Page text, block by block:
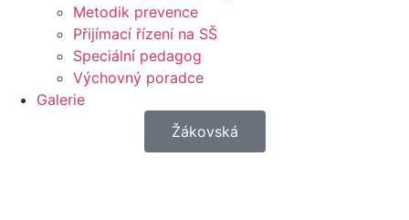
Metodik prevence
Přijímací řízení na SŠ
Speciální pedagog
Výchovný poradce
Galerie
Žákovská